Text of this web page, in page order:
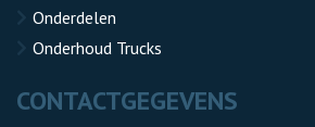
Onderdelen
Onderhoud Trucks
CONTACTGEGEVENS